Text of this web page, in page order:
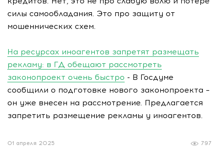
силы самообладания. Это про защиту от
мошеннических схем.
На ресурсах иноагентов запретят размещать
рекламу: в ГД обещают рассмотреть
законопроект очень быстро - В Госдуме
сообщили о подготовке нового законопроекта –
он уже внесен на рассмотрение. Предлагается
запретить размещение рекламы у иноагентов.
797
01 апреля 2025